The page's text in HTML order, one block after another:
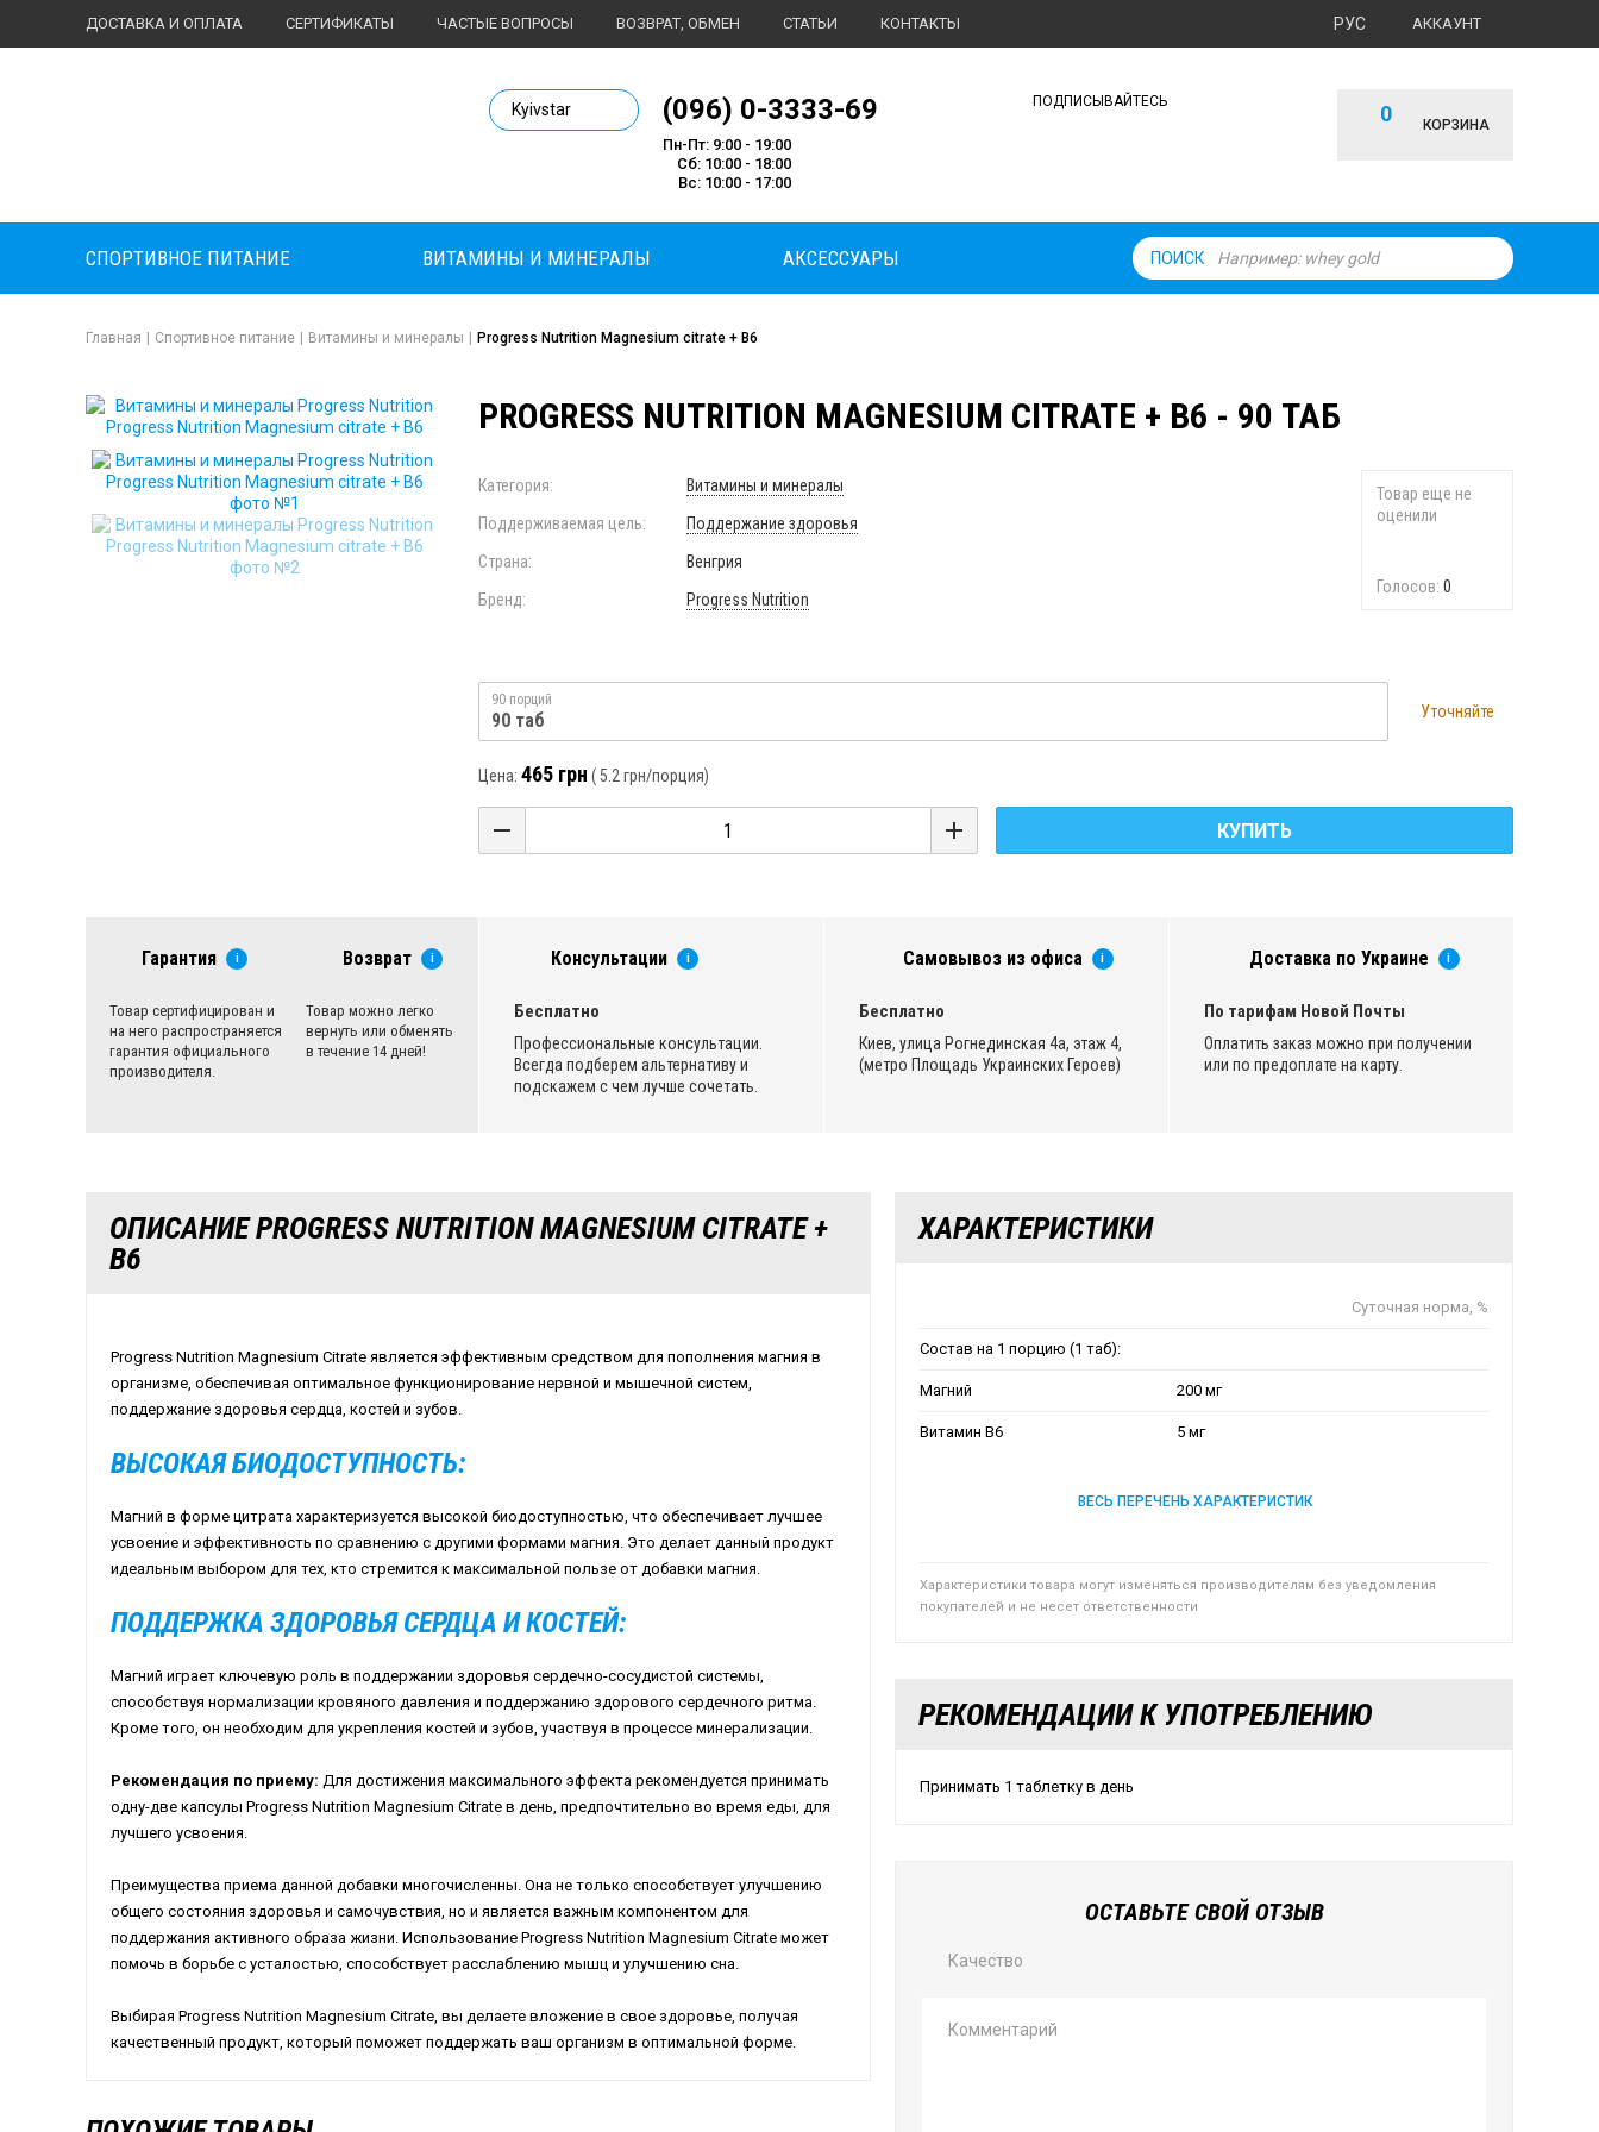
ДОСТАВКА И ОПЛАТА СЕРТИФИКАТЫ ЧАСТЫЕ ВОПРОСЫ ВОЗВРАТ, ОБМЕН СТАТЬИ КОНТАКТЫ АККАУНТ
РУС
Body Market №1 магазин спортивного питания
Kyivstar (096) 0-3333-69
Пн-Пт: 9:00 - 19:00
Сб: 10:00 - 18:00
Вс: 10:00 - 17:00
0 КОРЗИНА
ПОДПИСЫВАЙТЕСЬ
ПОИСК
СПОРТИВНОЕ ПИТАНИЕ ВИТАМИНЫ И МИНЕРАЛЫ АКСЕССУАРЫ
Главная Спортивное питание Витамины и минералы Progress Nutrition Magnesium citrate + B6
PROGRESS NUTRITION MAGNESIUM CITRATE + B6 - 90 ТАБ
Товар еще не
оценили
Голосов: 0
Категория:
Витамины и минералы
Поддерживаемая цель:
Поддержание здоровья
Страна:
Венгрия
Бренд:
Progress Nutrition
90 порций
90 таб Уточняйте
Цена: 465 грн (5.2 грн/порция)
КУПИТЬ
Гарантия i
Товар сертифицирован и
на него распространяется
гарантия официального
производителя.
Возврат i
Товар можно легко
вернуть или обменять
в течение 14 дней!
Консультации i
Бесплатно
Профессиональные консультации.
Всегда подберем альтернативу и
подскажем с чем лучше сочетать.
Самовывоз из офиса i
Бесплатно
Киев, улица Рогнединская 4а, этаж 4,
(метро Площадь Украинских Героев)
Доставка по Украине i
По тарифам Новой Почты
Оплатить заказ можно при получении
или по предоплате на карту.
ОПИСАНИЕ PROGRESS NUTRITION MAGNESIUM CITRATE +
B6
Progress Nutrition Magnesium Citrate является эффективным средством для пополнения магния в
организме, обеспечивая оптимальное функционирование нервной и мышечной систем,
поддержание здоровья сердца, костей и зубов.
ВЫСОКАЯ БИОДОСТУПНОСТЬ:
Магний в форме цитрата характеризуется высокой биодоступностью, что обеспечивает лучшее
усвоение и эффективность по сравнению с другими формами магния. Это делает данный продукт
идеальным выбором для тех, кто стремится к максимальной пользе от добавки магния.
ПОДДЕРЖКА ЗДОРОВЬЯ СЕРДЦА И КОСТЕЙ:
Магний играет ключевую роль в поддержании здоровья сердечно-сосудистой системы,
способствуя нормализации кровяного давления и поддержанию здорового сердечного ритма.
Кроме того, он необходим для укрепления костей и зубов, участвуя в процессе минерализации.
Рекомендация по приему: Для достижения максимального эффекта рекомендуется принимать
одну-две капсулы Progress Nutrition Magnesium Citrate в день, предпочтительно во время еды, для
лучшего усвоения.
Преимущества приема данной добавки многочисленны. Она не только способствует улучшению
общего состояния здоровья и самочувствия, но и является важным компонентом для
поддержания активного образа жизни. Использование Progress Nutrition Magnesium Citrate может
помочь в борьбе с усталостью, способствует расслаблению мышц и улучшению сна.
Выбирая Progress Nutrition Magnesium Citrate, вы делаете вложение в свое здоровье, получая
качественный продукт, который поможет поддержать ваш организм в оптимальной форме.
ХАРАКТЕРИСТИКИ
Суточная норма, %
Состав на 1 порцию (1 таб):
Магний 200 мг
Витамин В6 5 мг
ВЕСЬ ПЕРЕЧЕНЬ ХАРАКТЕРИСТИК
Характеристики товара могут изменяться производителям без уведомления
покупателей и не несет ответственности
РЕКОМЕНДАЦИИ К УПОТРЕБЛЕНИЮ
Принимать 1 таблетку в день
ОСТАВЬТЕ СВОЙ ОТЗЫВ
Качество